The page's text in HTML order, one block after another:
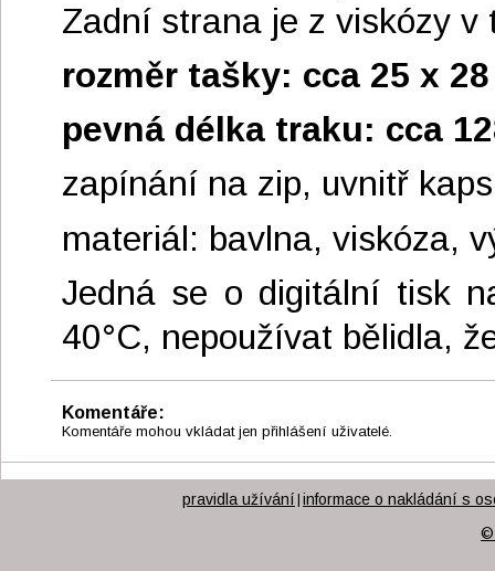
Zadní strana je z viskózy
rozměr tašky: cca 25 x
pevná délka traku: cca
zapínání na zip, uvnitř
materiál: bavlna, viskóza,
Jedná se o digitální tisk
40°C, nepoužívat bělidla,
Komentáře:
Komentáře mohou vkládat jen přihlášení uživatelé.
pravidla užívání | informace o nakládání s
©